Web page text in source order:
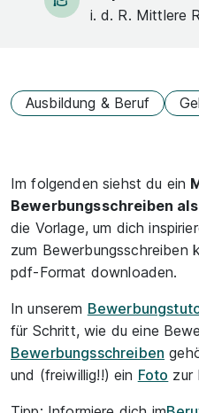
i. d. R. Mittlere
Ausbildung & Beruf
Im folgenden siehst du ein
Bewerbungsschreiben
die Vorlage, um dich
zum Bewerbungsschreiben
pdf-Format downloaden.
In unserem
für Schritt, wie du eine
Bewerbungsschreiben
und (freiwillig!!) ein Foto zur